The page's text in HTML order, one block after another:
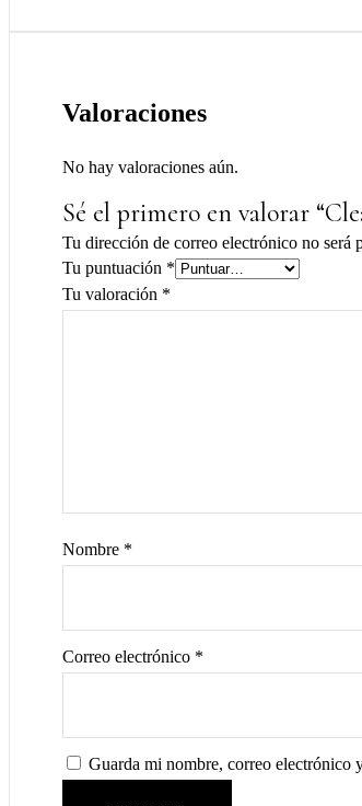
Valoraciones
No hay valoraciones aún.
Sé el primero en valorar
Tu dirección de correo electrónico no será
Tu puntuación *
Tu valoración *
Nombre *
Correo electrónico *
Guarda mi nombre, correo electrónico